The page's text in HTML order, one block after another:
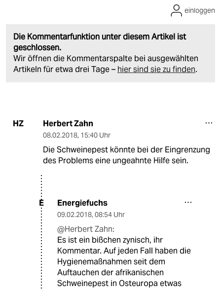
Die Kommentarfunktion unter diesem Artikel ist
geschlossen.
Wir öffnen die Kommentarspalte bei ausgewählten
Artikeln für etwa drei Tage – hier sind sie zu finden.
einloggen
HZ Herbert Zahn
08.02.2018, 15:40 Uhr
Die Schweinepest könnte bei der Eingrenzung
des Problems eine ungeahnte Hilfe sein.
E Energiefuchs
09.02.2018, 08:54 Uhr
@Herbert Zahn:
Es ist ein bißchen zynisch, ihr
Kommentar. Auf jeden Fall haben die
Hygienemaßnahmen seit dem
Auftauchen der afrikanischen
Schweinepest in Osteuropa etwas